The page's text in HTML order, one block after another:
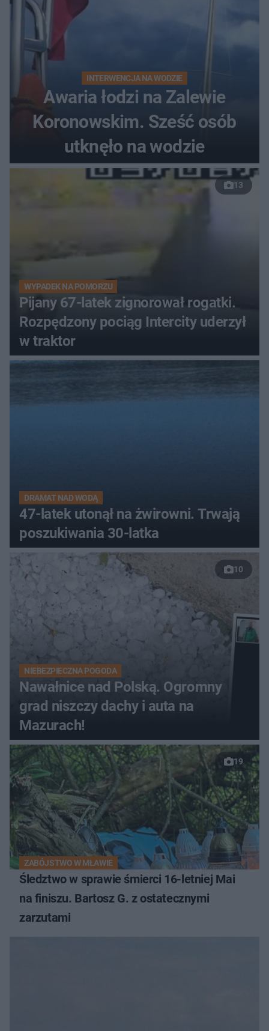
INTERWENCJA NA WODZIE
Awaria łodzi na Zalewie
Koronowskim. Sześć osób
utknęło na wodzie
13
WYPADEK NA POMORZU
Pijany 67-latek zignorował rogatki.
Rozpędzony pociąg Intercity uderzył
w traktor
DRAMAT NAD WODĄ
47-latek utonął na żwirowni. Trwają
poszukiwania 30-latka
10
NIEBEZPIECZNA POGODA
Nawałnice nad Polską. Ogromny
grad niszczy dachy i auta na
Mazurach!
19
ZABÓJSTWO W MŁAWIE
Śledztwo w sprawie śmierci 16-letniej Mai
na finiszu. Bartosz G. z ostatecznymi
zarzutami